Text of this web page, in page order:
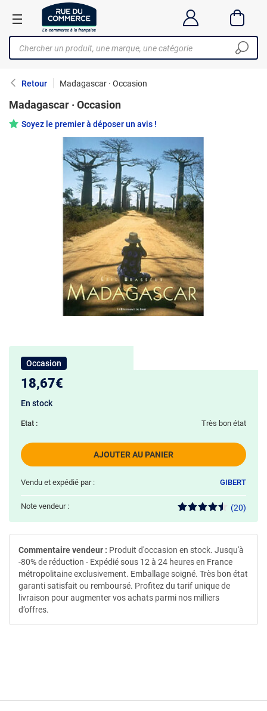
Retour Madagascar · Occasion
Madagascar · Occasion
Soyez le premier à déposer un avis !
Occasion
18,67€
AJOUTER AU PANIER
En stock
Etat : Très bon état
Vendu et expédié par : GIBERT
Note vendeur : (20)
Commentaire vendeur : Produit d'occasion en stock. Jusqu'à
-80% de réduction - Expédié sous 12 à 24 heures en France
métropolitaine exclusivement. Emballage soigné. Très bon état
garanti satisfait ou remboursé. Profitez du tarif unique de
livraison pour augmenter vos achats parmi nos milliers
d’offres.